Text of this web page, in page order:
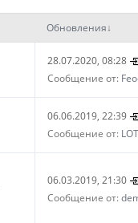
Обновления↓
28.07.2020, 08:28
Сообщение от:
06.06.2019, 22:39
Сообщение от:
06.03.2019, 21:30
Сообщение от: